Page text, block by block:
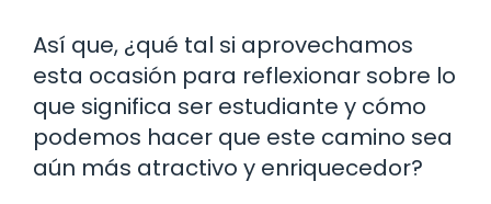
Así que, ¿qué tal si aprovechamos
esta ocasión para reflexionar sobre lo
que significa ser estudiante y cómo
podemos hacer que este camino sea
aún más atractivo y enriquecedor?